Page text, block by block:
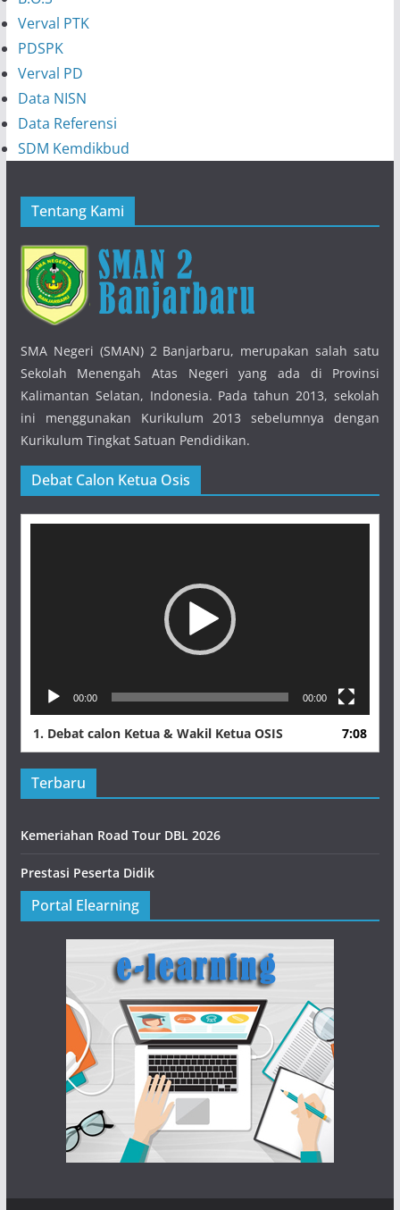
Verval PTK
PDSPK
Verval PD
Data NISN
Data Referensi
SDM Kemdikbud
Tentang Kami
SMA Negeri (SMAN) 2 Banjarbaru, merupakan salah satu
Sekolah Menengah Atas Negeri yang ada di Provinsi
Kalimantan Selatan, Indonesia. Pada tahun 2013, sekolah
ini menggunakan Kurikulum 2013 sebelumnya dengan
Kurikulum Tingkat Satuan Pendidikan.
Debat Calon Ketua Osis
00:00 00:00
1. Debat calon Ketua & Wakil Ketua OSIS 7:08
Terbaru
Kemeriahan Road Tour DBL 2026
Prestasi Peserta Didik
Portal Elearning